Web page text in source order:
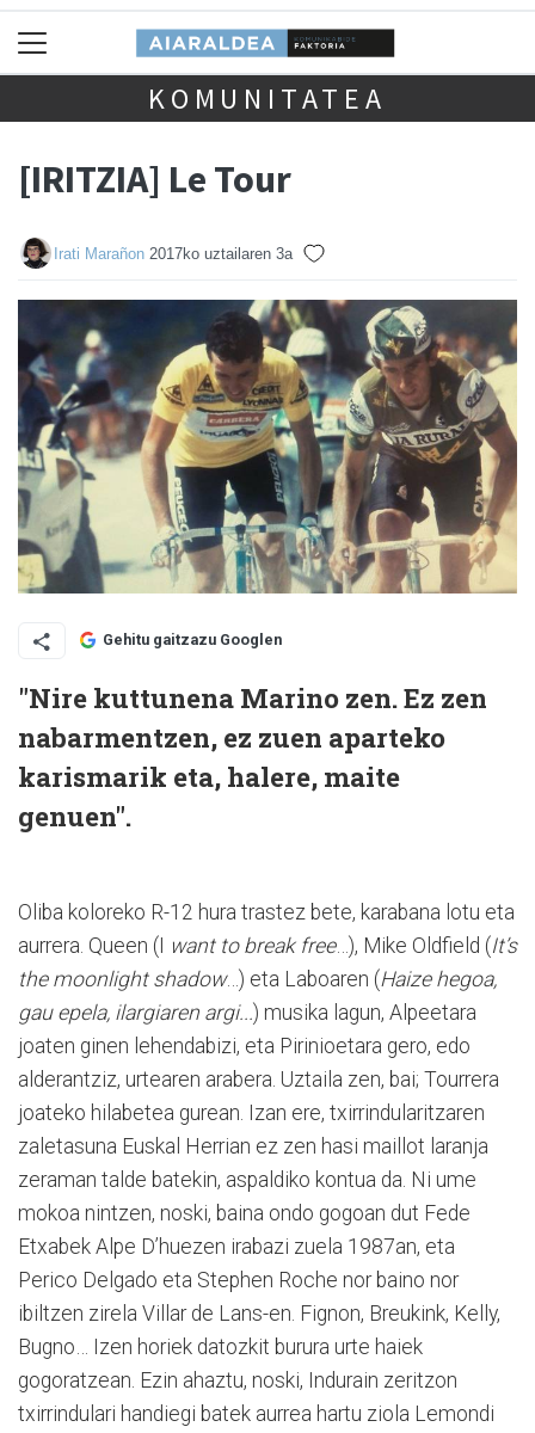
KOMUNITATEA
[IRITZIA] Le Tour
Irati Marañon 2017ko uztailaren 3a
Gehitu gaitzazu Googlen
"Nire kuttunena Marino zen. Ez zen
nabarmentzen, ez zuen aparteko
karismarik eta, halere, maite
genuen".
Oliba koloreko R-12 hura trastez bete, karabana lotu eta
aurrera. Queen (I want to break free…), Mike Oldfield (It’s
the moonlight shadow…) eta Laboaren (Haize hegoa,
gau epela, ilargiaren argi...) musika lagun, Alpeetara
joaten ginen lehendabizi, eta Pirinioetara gero, edo
alderantziz, urtearen arabera. Uztaila zen, bai; Tourrera
joateko hilabetea gurean. Izan ere, txirrindularitzaren
zaletasuna Euskal Herrian ez zen hasi maillot laranja
zeraman talde batekin, aspaldiko kontua da. Ni ume
mokoa nintzen, noski, baina ondo gogoan dut Fede
Etxabek Alpe D’huezen irabazi zuela 1987an, eta
Perico Delgado eta Stephen Roche nor baino nor
ibiltzen zirela Villar de Lans-en. Fignon, Breukink, Kelly,
Bugno… Izen horiek datozkit burura urte haiek
gogoratzean. Ezin ahaztu, noski, Indurain zeritzon
txirrindulari handiegi batek aurrea hartu ziola Lemondi